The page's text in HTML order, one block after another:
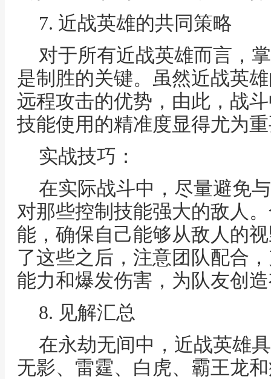
7. 近战英雄的共同策略
对于所有近战英雄而言，
是制胜的关键。虽然近战英
远程攻击的优势，由此，战
技能使用的精准度显得尤为
实战技巧：
在实际战斗中，尽量避免
对那些控制技能强大的敌人
能，确保自己能够从敌人的
了这些之后，注意团队配合
能力和爆发伤害，为队友创
8. 见解汇总
在永劫无间中，近战英雄
无影、雷霆、白虎、霸王龙